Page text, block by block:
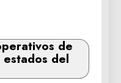
de
del